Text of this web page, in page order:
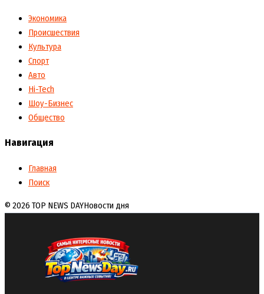
Экономика
Происшествия
Культура
Спорт
Авто
Hi-Tech
Шоу-Бизнес
Общество
Навигация
Главная
Поиск
© 2026 TOP NEWS DAYНовости дня